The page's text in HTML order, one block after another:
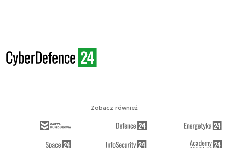
Zobacz również